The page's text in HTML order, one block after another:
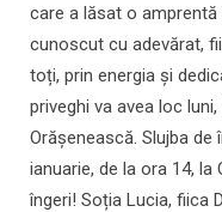
care a lăsat o
cunoscut cu adevărat,
toți, prin energia și
priveghi va avea loc
Orășenească. Slujba
ianuarie, de la ora 14, la
îngeri! Soția Lucia, fiica